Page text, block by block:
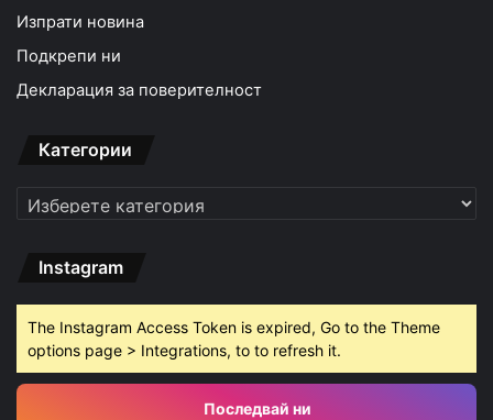
Изпрати новина
Подкрепи ни
Декларация за поверителност
Категории
Категории
Instagram
The Instagram Access Token is expired, Go to the Theme
options page > Integrations, to to refresh it.
Последвай ни